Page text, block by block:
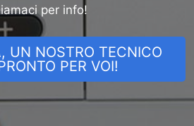
per info!
UN NOSTRO TECNICO
PER VOI!